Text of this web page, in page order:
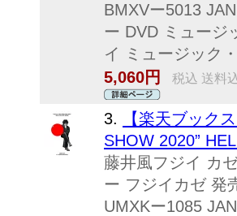
BMXVー5013
ー DVD ミュージ
イ ミュージック
5,060円
税込 送料
3.
【楽天ブック
SHOW 2020”
藤井風フジイ カ
ー フジイカゼ 発
UMXKー1085